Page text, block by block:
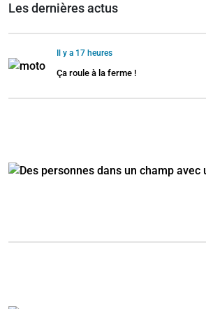
Les dernières actus
Il y a 17 heures
Ça roule à la ferme !